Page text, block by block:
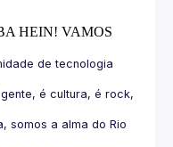
HEIN! VAMOS
de tecnologia
é cultura, é rock,
somos a alma do Rio